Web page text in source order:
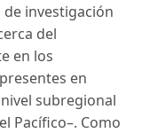
investigación
del
en los
en
subregional
Pacífico–. Como